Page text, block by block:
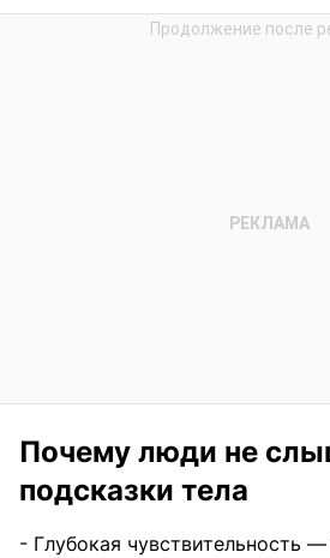
Почему люди не
подсказки тела
- Глубокая чувствительность